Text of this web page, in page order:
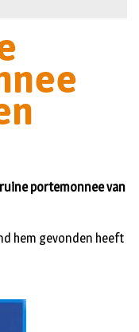
portemonnee van
hem gevonden heeft